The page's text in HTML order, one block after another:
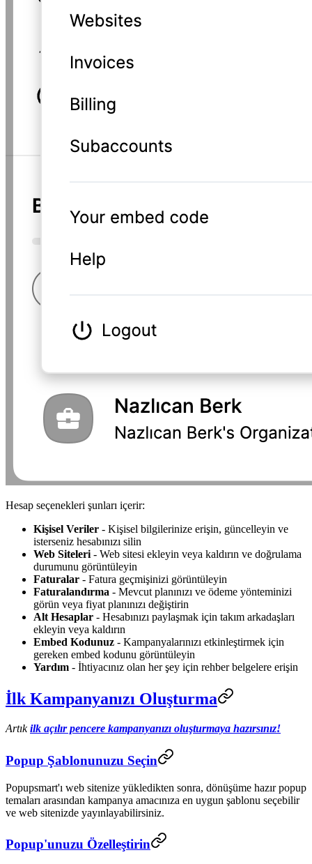
Hesap seçenekleri şunları içerir:
Kişisel Veriler - Kişisel bilgilerinize erişin, güncelleyin ve
isterseniz hesabınızı silin
Web Siteleri - Web sitesi ekleyin veya kaldırın ve doğrulama
durumunu görüntüleyin
Faturalar - Fatura geçmişinizi görüntüleyin
Faturalandırma - Mevcut planınızı ve ödeme yönteminizi
görün veya fiyat planınızı değiştirin
Alt Hesaplar - Hesabınızı paylaşmak için takım arkadaşları
ekleyin veya kaldırın
Embed Kodunuz - Kampanyalarınızı etkinleştirmek için
gereken embed kodunu görüntüleyin
Yardım - İhtiyacınız olan her şey için rehber belgelere erişin
İlk Kampanyanızı Oluşturma
Artık ilk açılır pencere kampanyanızı oluşturmaya hazırsınız!
Popup Şablonunuzu Seçin
Popupsmart'ı web sitenize yükledikten sonra, dönüşüme hazır popup
temaları arasından kampanya amacınıza en uygun şablonu seçebilir
ve web sitenizde yayınlayabilirsiniz.
Popup'unuzu Özelleştirin